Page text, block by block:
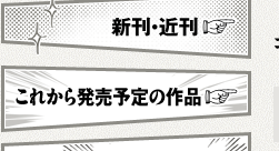
新刊・近刊
これから発売予定